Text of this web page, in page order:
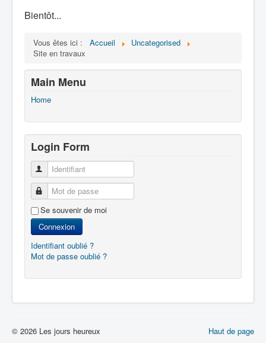
Bientôt...
Vous êtes ici : Accueil
Uncategorised
Site en travaux
Main Menu
Home
Login Form
Identifiant
Mot de passe
Se souvenir de moi
Connexion
Identifiant oublié ?
Mot de passe oublié ?
Haut de page
© 2026 Les jours heureux